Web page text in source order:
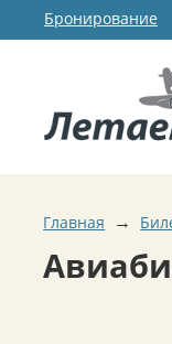
Бронирование
Главная →